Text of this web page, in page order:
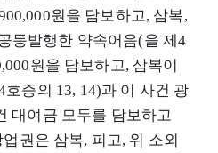
원을 담보하고, 삼복,
동발행한 약속어음(을 제4
원을 담보하고, 삼복이
증의 13, 14)과 이 사건 광
대여금 모두를 담보하고
권은 삼복, 피고, 위 소외